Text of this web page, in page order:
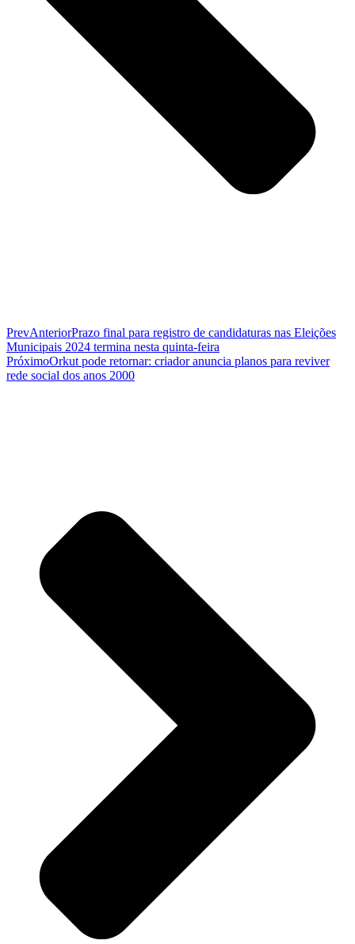
PrevAnteriorPrazo final para registro de candidaturas nas Eleições
Municipais 2024 termina nesta quinta-feira
PróximoOrkut pode retornar: criador anuncia planos para reviver
rede social dos anos 2000